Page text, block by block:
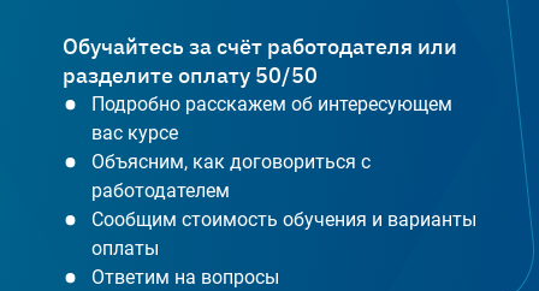
Обучайтесь за счёт работодателя или
разделите оплату 50/50
Подробно расскажем об интересующем
вас курсе
Объясним, как договориться с
работодателем
Сообщим стоимость обучения и варианты
оплаты
Ответим на вопросы